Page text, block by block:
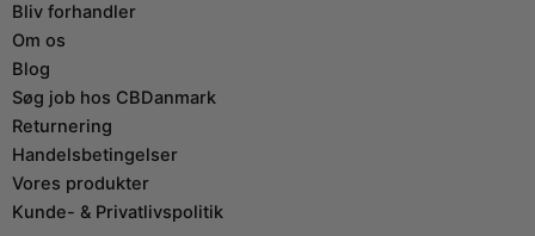
Bliv forhandler
Om os
Blog
Søg job hos CBDanmark
Returnering
Handelsbetingelser
Vores produkter
Kunde- & Privatlivspolitik